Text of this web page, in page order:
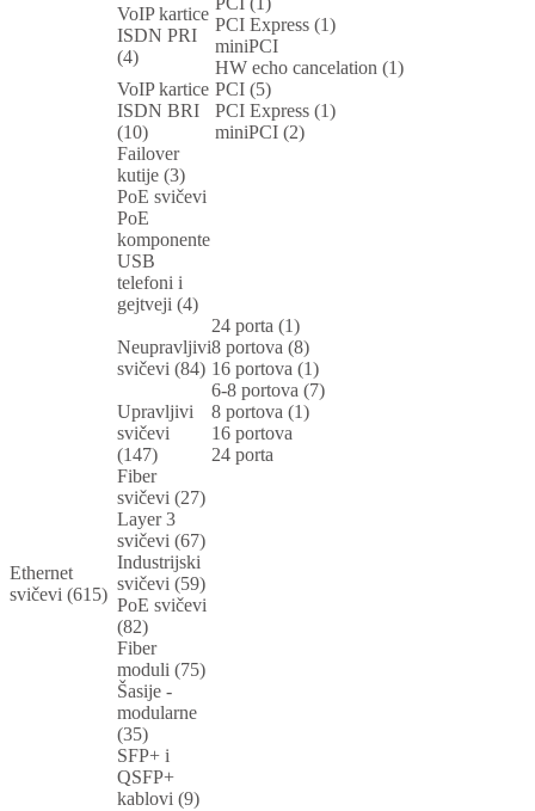
VoIP kartice
ISDN PRI
(4)
PCI Express (1)
miniPCI
HW echo cancelation (1)
VoIP kartice
ISDN BRI
(10)
PCI (5)
PCI Express (1)
miniPCI (2)
Failover
kutije (3)
PoE svičevi
PoE
komponente
USB
telefoni i
gejtveji (4)
Ethernet
svičevi (615)
Neupravljivi
svičevi (84)
24 porta (1)
8 portova (8)
16 portova (1)
6-8 portova (7)
Upravljivi
svičevi
(147)
8 portova (1)
16 portova
24 porta
Fiber
svičevi (27)
Layer 3
svičevi (67)
Industrijski
svičevi (59)
PoE svičevi
(82)
Fiber
moduli (75)
Šasije -
modularne
(35)
SFP+ i
QSFP+
kablovi (9)